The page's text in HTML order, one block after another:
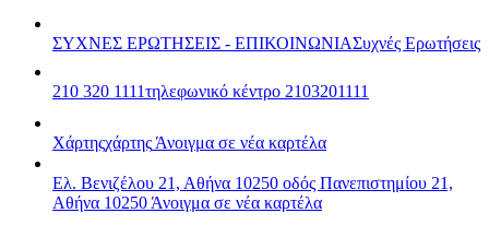
ΣΥΧΝΕΣ ΕΡΩΤΗΣΕΙΣ - ΕΠΙΚΟΙΝΩΝΙΑΣυχνές Ερωτήσεις
210 320 1111τηλεφωνικό κέντρο 2103201111
Χάρτηςχάρτης Άνοιγμα σε νέα καρτέλα
Ελ. Βενιζέλου 21, Αθήνα 10250 οδός Πανεπιστημίου 21,
Αθήνα 10250 Άνοιγμα σε νέα καρτέλα